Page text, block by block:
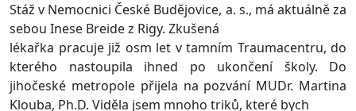
Stáž v Nemocnici České Budějovice, a. s., má aktuálně za
sebou Inese Breide z Rigy. Zkušená
lékařka pracuje již osm let v tamním Traumacentru, do
kterého nastoupila ihned po ukončení školy. Do
jihočeské metropole přijela na pozvání MUDr. Martina
Klouba, Ph.D. Viděla jsem mnoho triků, které bych